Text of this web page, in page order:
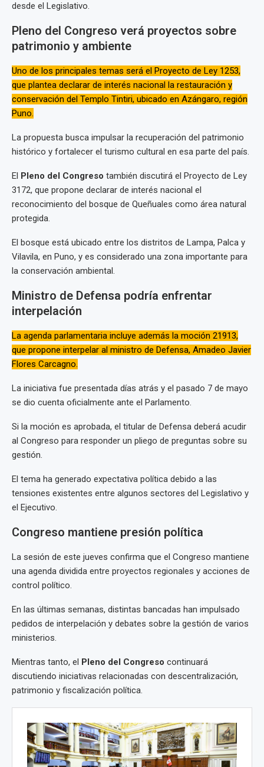
desde el Legislativo.
Pleno del Congreso verá proyectos sobre
patrimonio y ambiente
Uno de los principales temas será el Proyecto de Ley 1253,
que plantea declarar de interés nacional la restauración y
conservación del Templo Tintiri, ubicado en Azángaro, región
Puno.
La propuesta busca impulsar la recuperación del patrimonio
histórico y fortalecer el turismo cultural en esa parte del país.
El Pleno del Congreso también discutirá el Proyecto de Ley
3172, que propone declarar de interés nacional el
reconocimiento del bosque de Queñuales como área natural
protegida.
El bosque está ubicado entre los distritos de Lampa, Palca y
Vilavila, en Puno, y es considerado una zona importante para
la conservación ambiental.
Ministro de Defensa podría enfrentar
interpelación
La agenda parlamentaria incluye además la moción 21913,
que propone interpelar al ministro de Defensa, Amadeo Javier
Flores Carcagno.
La iniciativa fue presentada días atrás y el pasado 7 de mayo
se dio cuenta oficialmente ante el Parlamento.
Si la moción es aprobada, el titular de Defensa deberá acudir
al Congreso para responder un pliego de preguntas sobre su
gestión.
El tema ha generado expectativa política debido a las
tensiones existentes entre algunos sectores del Legislativo y
el Ejecutivo.
Congreso mantiene presión política
La sesión de este jueves confirma que el Congreso mantiene
una agenda dividida entre proyectos regionales y acciones de
control político.
En las últimas semanas, distintas bancadas han impulsado
pedidos de interpelación y debates sobre la gestión de varios
ministerios.
Mientras tanto, el Pleno del Congreso continuará
discutiendo iniciativas relacionadas con descentralización,
patrimonio y fiscalización política.